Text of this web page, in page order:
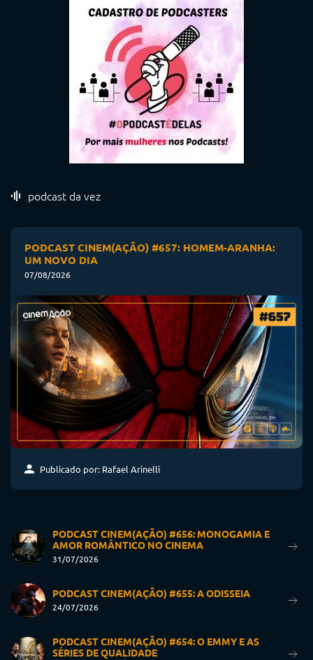
podcast da vez
PODCAST CINEM(AÇÃO) #657: HOMEM-ARANHA:
UM NOVO DIA
07/08/2026
Publicado por: Rafael Arinelli
PODCAST CINEM(AÇÃO) #656: MONOGAMIA E
AMOR ROMÂNTICO NO CINEMA
31/07/2026
PODCAST CINEM(AÇÃO) #655: A ODISSEIA
24/07/2026
PODCAST CINEM(AÇÃO) #654: O EMMY E AS
SÉRIES DE QUALIDADE